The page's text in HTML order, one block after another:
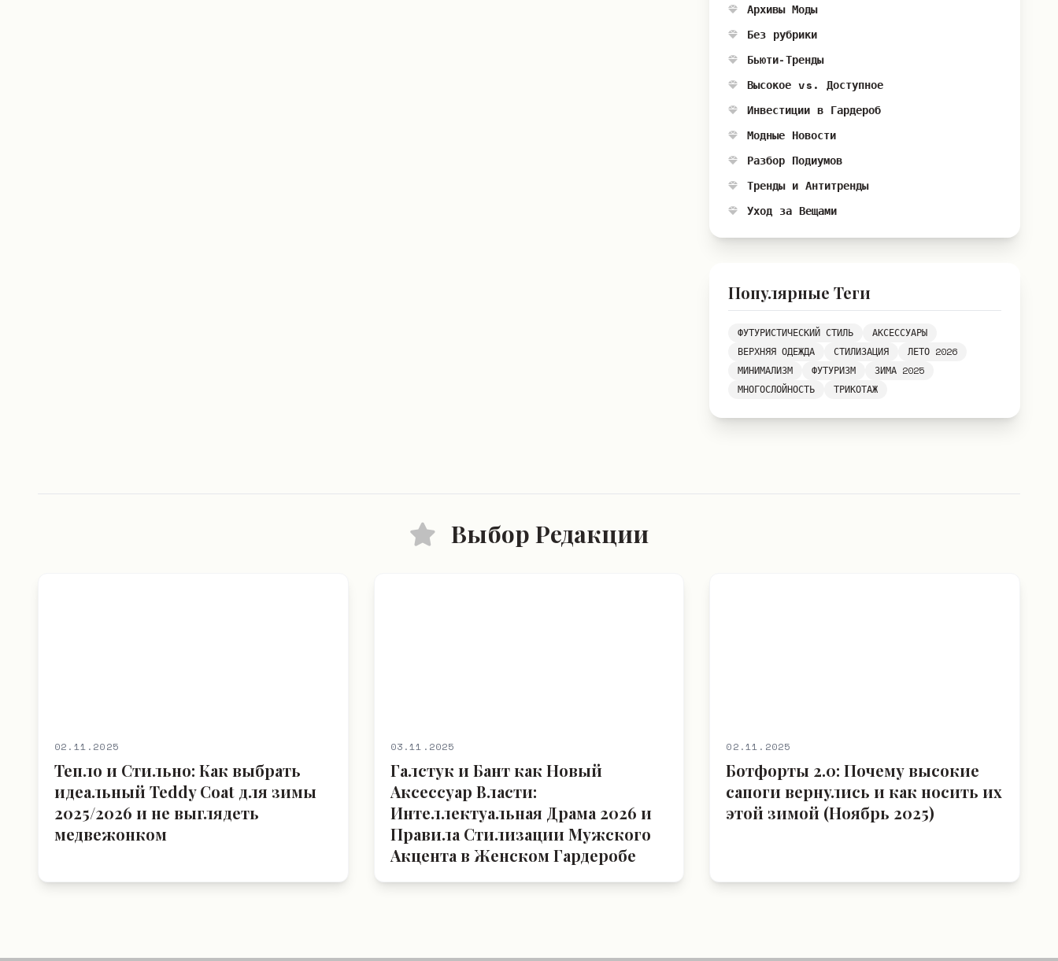
Архивы Моды
Без рубрики
Бьюти-Тренды
Высокое vs. Доступное
Инвестиции в Гардероб
Модные Новости
Разбор Подиумов
Тренды и Антитренды
Уход за Вещами
Популярные Теги
ФУТУРИСТИЧЕСКИЙ СТИЛЬ
АКСЕССУАРЫ
ВЕРХНЯЯ ОДЕЖДА
СТИЛИЗАЦИЯ
ЛЕТО 2026
МИНИМАЛИЗМ
ФУТУРИЗМ
ЗИМА 2025
МНОГОСЛОЙНОСТЬ
ТРИКОТАЖ
Выбор Редакции
02.11.2025
Тепло и Стильно: Как выбрать
идеальный Teddy Coat для зимы
2025/2026 и не выглядеть
медвежонком
03.11.2025
Галстук и Бант как Новый
Аксессуар Власти:
Интеллектуальная Драма 2026 и
Правила Стилизации Мужского
Акцента в Женском Гардеробе
02.11.2025
Ботфорты 2.0: Почему высокие
сапоги вернулись и как носить их
этой зимой (Ноябрь 2025)